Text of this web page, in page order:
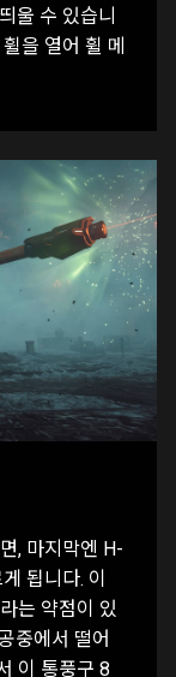
울 수 있습니
을 열어 휠 메
, 마지막엔 H-
됩니다. 이
는 약점이 있
중에서 떨어
이 통풍구 8